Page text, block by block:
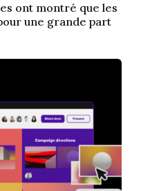
ont montré que les
une grande part